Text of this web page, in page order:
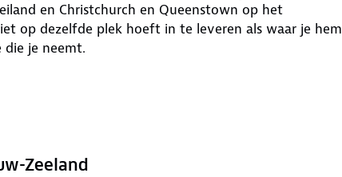
en Christchurch en Queenstown op het
op dezelfde plek hoeft in te leveren als waar je hem
die je neemt.
Zeeland